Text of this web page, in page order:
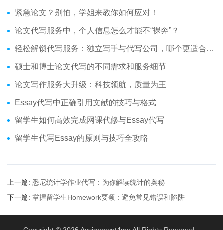
紧急论文？别怕，学姐来教你如何应对！
论文代写服务中，个人信息怎么才能不“裸奔”？
轻松解锁代写服务：独立写手与代写公司，哪个更适合你？
硕士和博士论文代写的不同需求和服务细节
论文写作服务大升级：科技领航，质量为王
Essay代写中正确引用文献的技巧与格式
留学生如何高效完成网课代修与Essay代写
留学生代写Essay的原则与技巧全攻略
上一篇: 悉尼统计学作业代写：为你解读统计的奥秘
下一篇: 掌握留学生Homework要领：避免常见错误和陷阱